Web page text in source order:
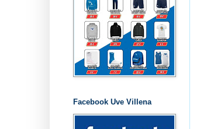
Facebook Uve Villena